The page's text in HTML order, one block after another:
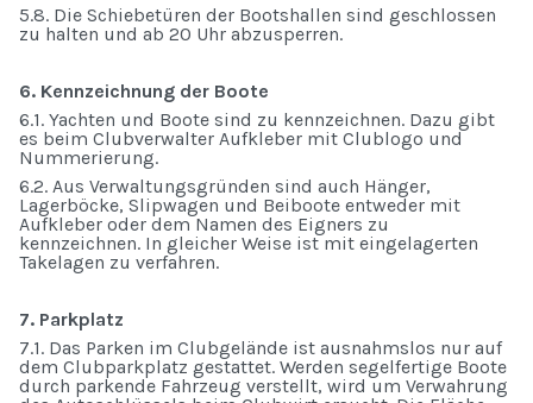
5.8. Die Schiebetüren der Bootshallen sind geschlossen
zu halten und ab 20 Uhr abzusperren.
6. Kennzeichnung der Boote
6.1. Yachten und Boote sind zu kennzeichnen. Dazu gibt
es beim Clubverwalter Aufkleber mit Clublogo und
Nummerierung.
6.2. Aus Verwaltungsgründen sind auch Hänger,
Lagerböcke, Slipwagen und Beiboote entweder mit
Aufkleber oder dem Namen des Eigners zu
kennzeichnen. In gleicher Weise ist mit eingelagerten
Takelagen zu verfahren.
7. Parkplatz
7.1. Das Parken im Clubgelände ist ausnahmslos nur auf
dem Clubparkplatz gestattet. Werden segelfertige Boote
durch parkende Fahrzeug verstellt, wird um Verwahrung